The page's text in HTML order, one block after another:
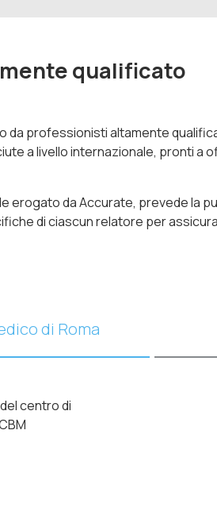
qualificato
da professionisti altamente
a livello internazionale, pronti a
erogato da Accurate, prevede la
di ciascun relatore per
di Roma
centro di